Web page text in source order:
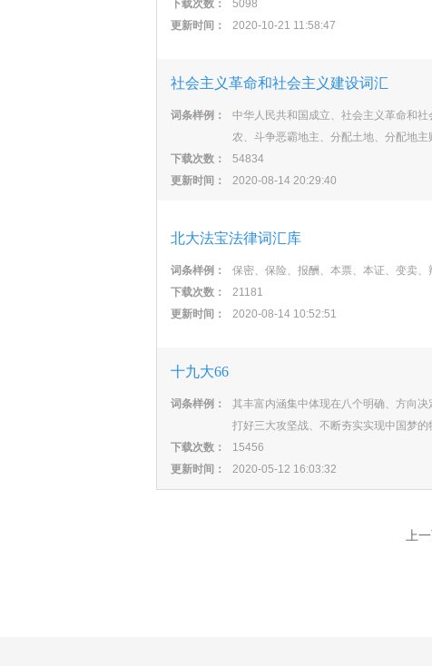
下载次数：
5098
更新时间：
2020-10-21 11:58:47
社会主义革命和社会主义建设词汇
词条样例：
中华人民共和国成立、社会主义革命和
农、斗争恶霸地主、分配土地、分配地
下载次数：
54834
更新时间：
2020-08-14 20:29:40
北大法宝法律词汇库
词条样例：
保密、保险、报酬、本票、本证、变卖
下载次数：
21181
更新时间：
2020-08-14 10:52:51
十九大66
词条样例：
其丰富内涵集中体现在八个明确、方向
打好三大攻坚战、不断夯实实现中国梦
下载次数：
15456
更新时间：
2020-05-12 16:03:32
上